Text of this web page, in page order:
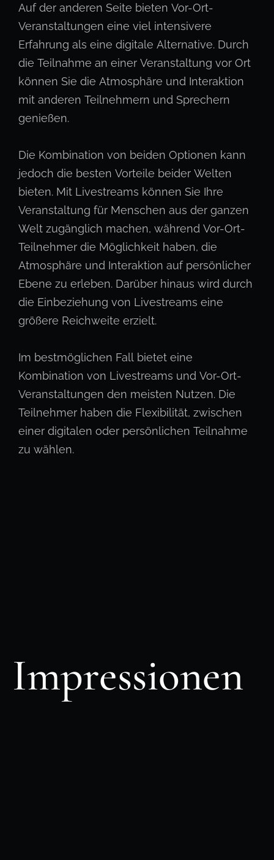
Auf der anderen Seite bieten Vor-Ort-
Veranstaltungen eine viel intensivere
Erfahrung als eine digitale Alternative. Durch
die Teilnahme an einer Veranstaltung vor Ort
können Sie die Atmosphäre und Interaktion
mit anderen Teilnehmern und Sprechern
genießen.
Die Kombination von beiden Optionen kann
jedoch die besten Vorteile beider Welten
bieten. Mit Livestreams können Sie Ihre
Veranstaltung für Menschen aus der ganzen
Welt zugänglich machen, während Vor-Ort-
Teilnehmer die Möglichkeit haben, die
Atmosphäre und Interaktion auf persönlicher
Ebene zu erleben. Darüber hinaus wird durch
die Einbeziehung von Livestreams eine
größere Reichweite erzielt.
Im bestmöglichen Fall bietet eine
Kombination von Livestreams und Vor-Ort-
Veranstaltungen den meisten Nutzen. Die
Teilnehmer haben die Flexibilität, zwischen
einer digitalen oder persönlichen Teilnahme
zu wählen.
Impressionen